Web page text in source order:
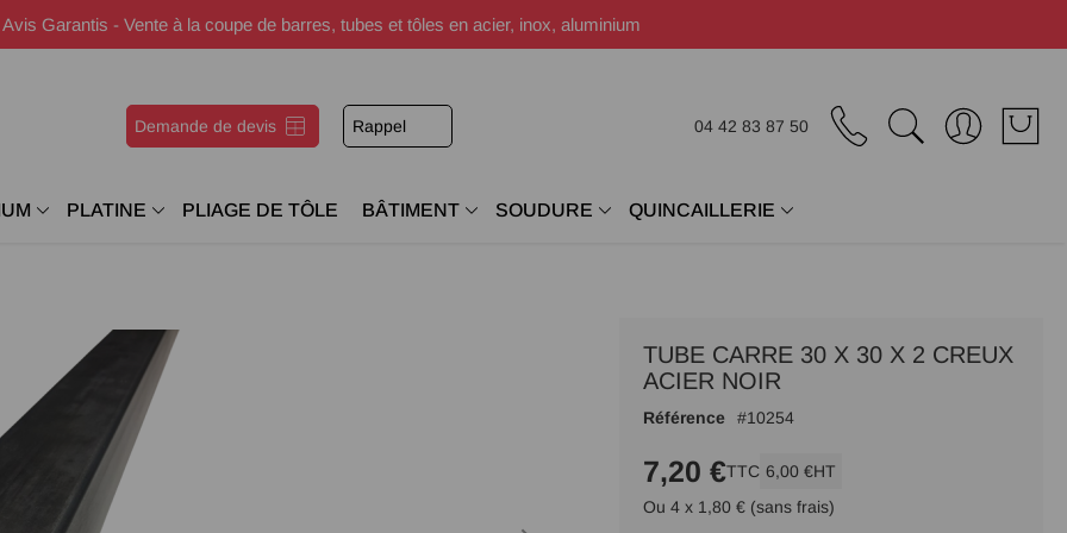
Garantis - Vente à la coupe de barres, tubes et tôles en acier, inox, aluminium
Demande de devis Rappel 04 42 83 87 50
PLATINE PLIAGE DE TÔLE BÂTIMENT SOUDURE QUINCAILLERIE
TUBE CARRE 30 X 30 X 2 CREUX
ACIER NOIR
Référence 10254
7,20 €TTC 6,00 €HT
Ou 4 x 1,80 € (sans frais)